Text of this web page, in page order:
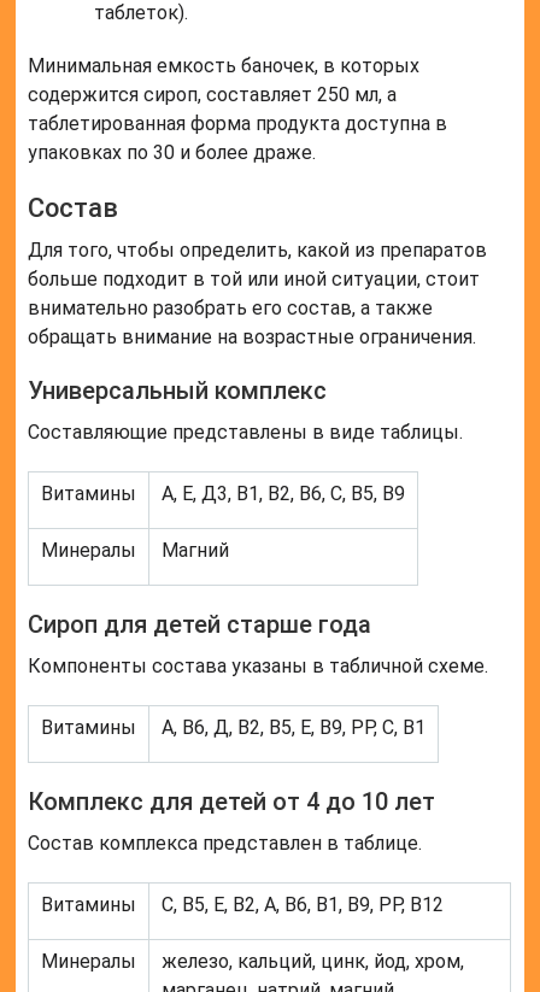
таблеток).
Минимальная емкость баночек, в которых
содержится сироп, составляет 250 мл, а
таблетированная форма продукта доступна в
упаковках по 30 и более драже.
Состав
Для того, чтобы определить, какой из препаратов
больше подходит в той или иной ситуации, стоит
внимательно разобрать его состав, а также
обращать внимание на возрастные ограничения.
Универсальный комплекс
Составляющие представлены в виде таблицы.
Витамины А, Е, Д3, В1, В2, В6, С, В5, В9
Минералы Магний
Сироп для детей старше года
Компоненты состава указаны в табличной схеме.
Витамины А, В6, Д, В2, В5, Е, В9, РР, С, В1
Комплекс для детей от 4 до 10 лет
Состав комплекса представлен в таблице.
Витамины С, В5, Е, В2, А, В6, В1, В9, РР, В12
Минералы
железо, кальций, цинк, йод, хром,